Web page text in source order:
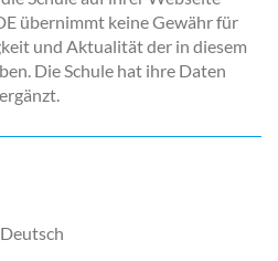
übernimmt keine Gewähr für
und Aktualität der in diesem
Die Schule hat ihre Daten